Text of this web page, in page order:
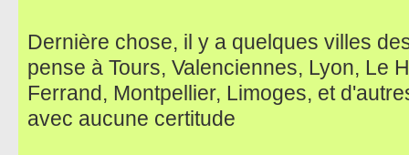
Dernière chose, il y a quelques villes
pense à Tours, Valenciennes, Lyon, Le
Ferrand, Montpellier, Limoges, et
avec aucune certitude